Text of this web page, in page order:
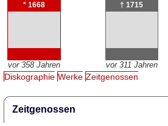
* 1668
vor 358 Jahren
† 1715
vor 311 Jahren
Diskographie Werke Zeitgenossen
Zeitgenossen